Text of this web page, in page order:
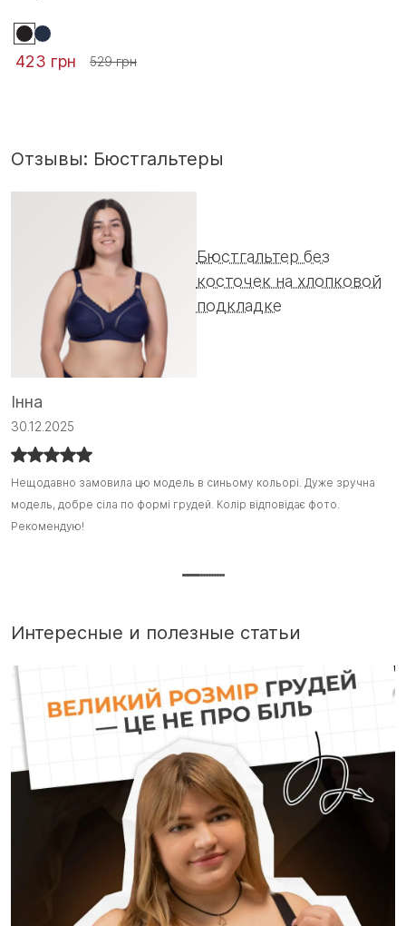
423 грн 529 грн
Отзывы: Бюстгальтеры
Бюстгальтер без
косточек на хлопковой
подкладке
Інна
30.12.2025
Нещодавно замовила цю модель в синьому кольорі. Дуже зручна
модель, добре сіла по формі грудей. Колір відповідає фото.
Рекомендую!
Нещодавно замовила цю модель в синьому кольорі. Дуже зручна
модель, добре сіла по формі грудей. Колір відповідає фото.
Рекомендую! :)
Интересные и полезные статьи